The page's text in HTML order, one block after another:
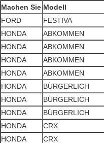
Machen Sie Modell
FORD
FESTIVA
HONDA
ABKOMMEN
HONDA
ABKOMMEN
HONDA
ABKOMMEN
HONDA
ABKOMMEN
HONDA
BÜRGERLICH
HONDA
BÜRGERLICH
HONDA
BÜRGERLICH
HONDA
CRX
HONDA
CRX